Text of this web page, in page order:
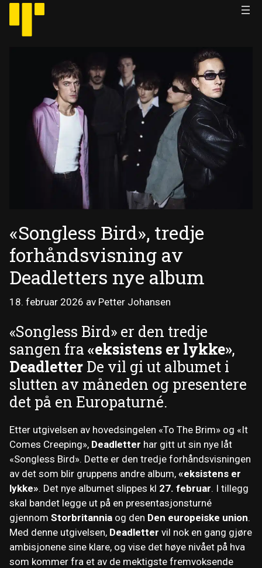
Hopp
innhold
«Songless Bird», tredje
forhåndsvisning av
Deadletters nye album
18. februar 2026 av Petter Johansen
«Songless Bird» er den tredje
sangen fra «eksistens er lykke»,
Deadletter De vil gi ut albumet i
slutten av måneden og presentere
det på en Europaturné.
Etter utgivelsen av hovedsingelen «To The Brim» og «It
Comes Creeping», Deadletter har gitt ut sin nye låt
«Songless Bird». Dette er den tredje forhåndsvisningen
av det som blir gruppens andre album, «eksistens er
lykke». Det nye albumet slippes kl 27. februar. I tillegg
skal bandet legge ut på en presentasjonsturné
gjennom Storbritannia og den Den europeiske union.
Med denne utgivelsen, Deadletter vil nok en gang gjøre
ambisjonene sine klare, og vise det høye nivået på hva
som kommer fra et av de mektigste fremvoksende